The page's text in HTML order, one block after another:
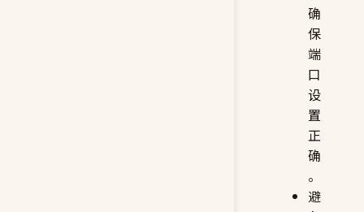
确
保
端
口
设
置
正
确
。
避